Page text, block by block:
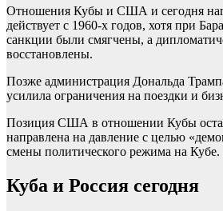
Отношения Кубы и США и сегодня
действует с 1960-х годов, хотя при
санкции были смягчены, а
восстановлены.
Позже администрация Дональда
усилила ограничения на поездки и
Позиция США в отношении Кубы
направлена на давление с целью
смены политического режима на Кубе.
Куба и Россия сегодня